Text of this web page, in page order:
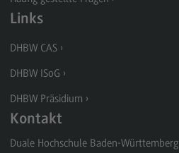
Links
DHBW CAS
DHBW ISoG
DHBW Präsidium
Kontakt
Duale Hochschule Baden-Württemberg